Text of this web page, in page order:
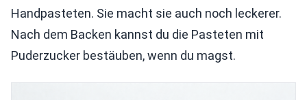
Handpasteten. Sie macht sie auch noch leckerer.
Nach dem Backen kannst du die Pasteten mit
Puderzucker bestäuben, wenn du magst.